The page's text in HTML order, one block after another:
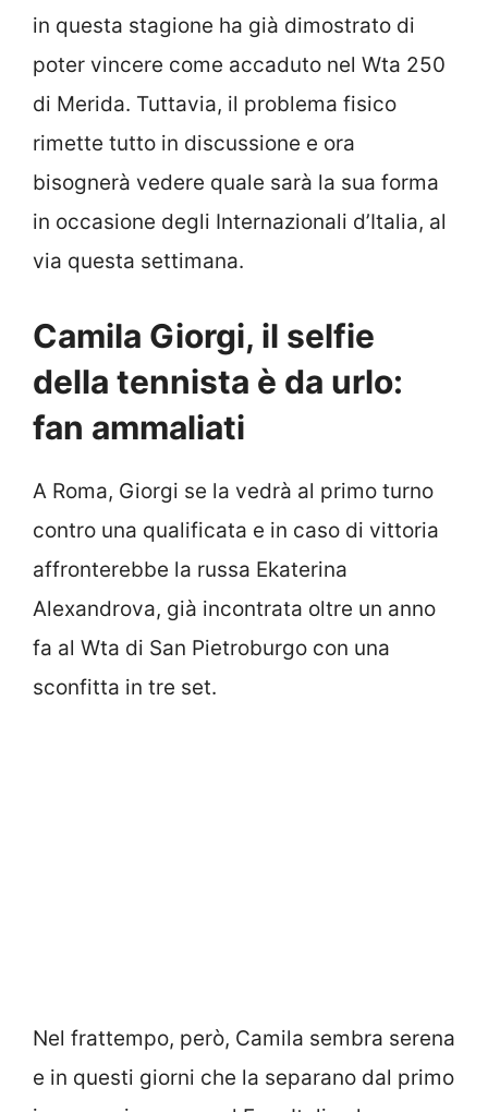
in questa stagione ha già dimostrato di
poter vincere come accaduto nel Wta 250
di Merida. Tuttavia, il problema fisico
rimette tutto in discussione e ora
bisognerà vedere quale sarà la sua forma
in occasione degli Internazionali d’Italia, al
via questa settimana.
Camila Giorgi, il selfie
della tennista è da urlo:
fan ammaliati
A Roma, Giorgi se la vedrà al primo turno
contro una qualificata e in caso di vittoria
affronterebbe la russa Ekaterina
Alexandrova, già incontrata oltre un anno
fa al Wta di San Pietroburgo con una
sconfitta in tre set.
Nel frattempo, però, Camila sembra serena
e in questi giorni che la separano dal primo